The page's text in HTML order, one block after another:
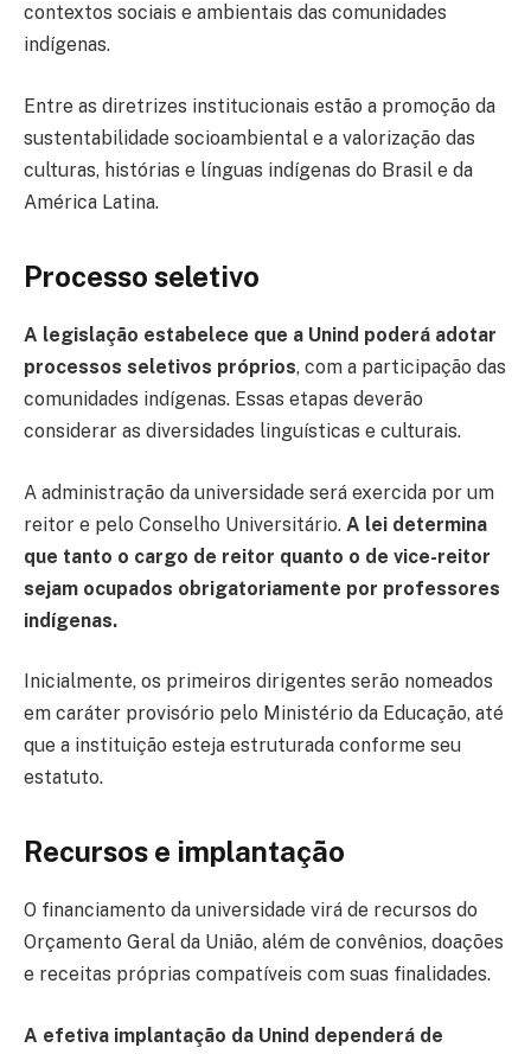
contextos sociais e ambientais das comunidades
indígenas.
Entre as diretrizes institucionais estão a promoção da
sustentabilidade socioambiental e a valorização das
culturas, histórias e línguas indígenas do Brasil e da
América Latina.
Processo seletivo
A legislação estabelece que a Unind poderá adotar
processos seletivos próprios, com a participação das
comunidades indígenas. Essas etapas deverão
considerar as diversidades linguísticas e culturais.
A administração da universidade será exercida por um
reitor e pelo Conselho Universitário. A lei determina
que tanto o cargo de reitor quanto o de vice-reitor
sejam ocupados obrigatoriamente por professores
indígenas.
Inicialmente, os primeiros dirigentes serão nomeados
em caráter provisório pelo Ministério da Educação, até
que a instituição esteja estruturada conforme seu
estatuto.
Recursos e implantação
O financiamento da universidade virá de recursos do
Orçamento Geral da União, além de convênios, doações
e receitas próprias compatíveis com suas finalidades.
A efetiva implantação da Unind dependerá de